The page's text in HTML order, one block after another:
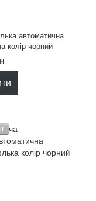
автоматична
колір чорний